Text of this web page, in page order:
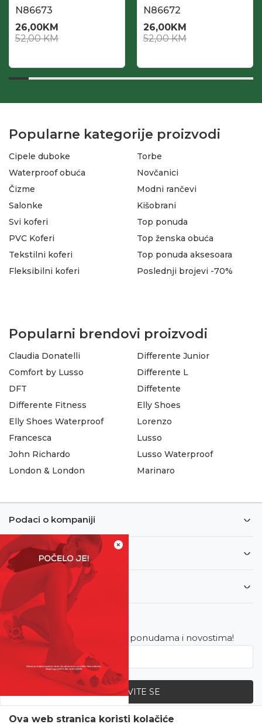
×
SVE UPOLA CIJENE!
N86673
26,00KM
52,00KM
N86672
26,00KM
52,00KM
Popularne kategorije proizvodi
Cipele duboke
Waterproof obuća
Čizme
Salonke
Torbe
Novčanici
Modni rančevi
Kišobrani
Svi koferi
PVC Koferi
Tekstilni koferi
Fleksibilni koferi
Top ponuda
Top ženska obuća
Top ponuda aksesoara
Poslednji brojevi -70%
Popularni brendovi proizvodi
Claudia Donatelli
Comfort by Lusso
DFT
Differente Fitness
Differente Junior
Differente L
Diffetente
Elly Shoes
Elly Shoes Waterproof
Francesca
John Richardo
London & London
Lorenzo
Lusso
Lusso Waterproof
Marinaro
Podaci o kompaniji
Informacije
Korisnički servis
Newsletter
Budite u toku sa najnovijim ponudama i novostima!
PRIJAVITE SE
Ova web stranica koristi kolačiće